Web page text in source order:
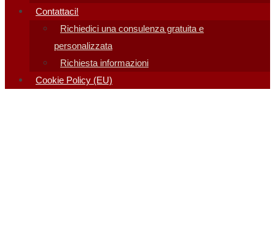
Contattaci!
Richiedici una consulenza gratuita e
personalizzata
Richiesta informazioni
Cookie Policy (EU)